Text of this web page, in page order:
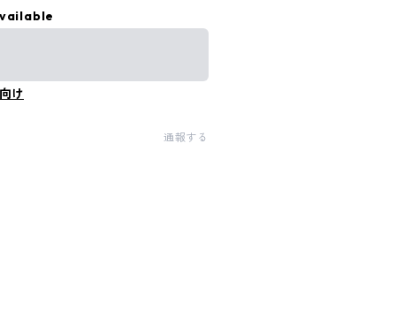
け
通報する